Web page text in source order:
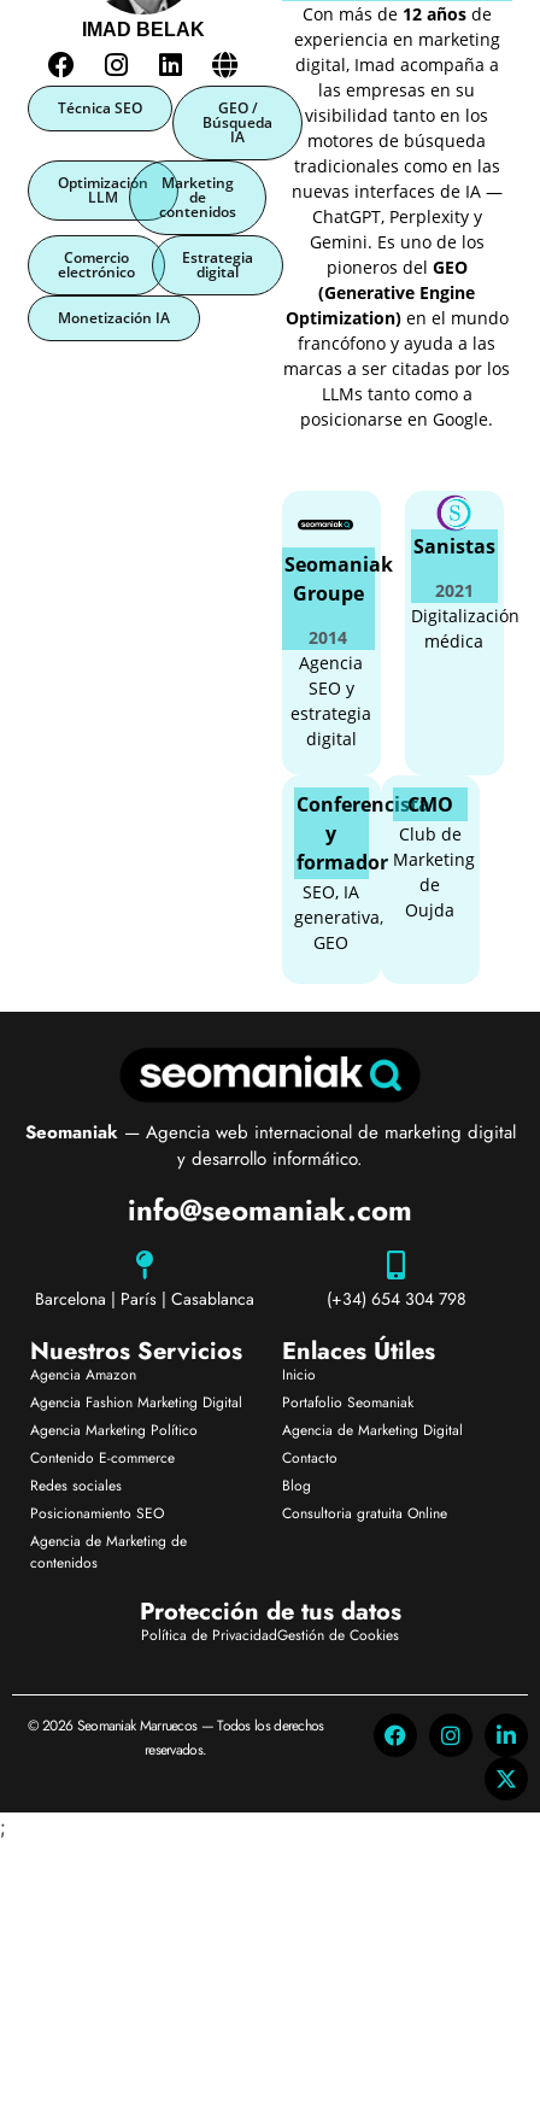
IMAD BELAK
Técnica SEO GEO /
Búsqueda
IA
Optimización
LLM
Marketing
de
contenidos
Comercio
electrónico
Estrategia
digital
Monetización IA
Con más de 12 añosde
experiencia en marketing
digital, Imad acompaña a
las empresas en su
visibilidad tanto en los
motores de búsqueda
tradicionales como en las
nuevas interfaces de IA —
ChatGPT, Perplexity y
Gemini. Es uno de los
pioneros del GEO
(Generative Engine
Optimization)en el mundo
francófono y ayuda a las
marcas a ser citadas por los
LLMs tanto como a
posicionarse en Google.
Seomaniak
Groupe
2014
Agencia
SEO y
estrategia
digital
Sanistas
2021
Digitalización
médica
Conferencista
y
formador
SEO, IA
generativa,
GEO
CMO
Club de
Marketing
de
Oujda
Seomaniak— Agencia web internacional de marketing digital
y desarrollo informático.
info@seomaniak.com
Barcelona | París | Casablanca (+34) 654 304 798
Nuestros Servicios
Agencia Amazon
Agencia Fashion Marketing Digital
Agencia Marketing Político
Contenido E-commerce
Redes sociales
Posicionamiento SEO
Agencia de Marketing de
contenidos
Enlaces Útiles
Inicio
Portafolio Seomaniak
Agencia de Marketing Digital
Contacto
Blog
Consultoria gratuita Online
Protección de tus datos
Política de PrivacidadGestión de Cookies
© 2026 Seomaniak Marruecos — Todos los derechos
reservados.
;